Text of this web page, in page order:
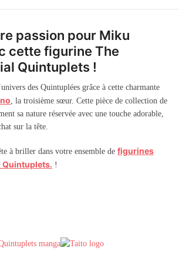
passion pour Miku
cette figurine The
Quintuplets !
des Quintuplées grâce à cette charmante
, la troisième sœur. Cette pièce de collection de
sa nature réservée avec une touche adorable,
sur la tête.
à briller dans votre ensemble de figurines
Quintuplets. !